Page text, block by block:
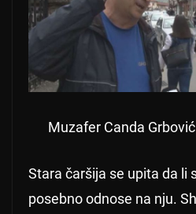
Muzafer Canda
Stara čaršija se upita da li
posebno odnose na nju.